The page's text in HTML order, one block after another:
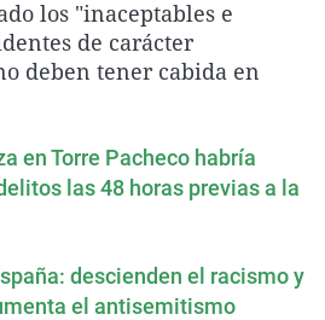
La rosa de los vientos
Gente viajera
Caso
Retornados
Operación Viuda
Extremadura
Galicia
Navarra
País Vasco
Virales
Televisión
los "inaceptables e
de carácter
deben tener cabida en
en Torre Pacheco habría
las 48 horas previas a la
descienden el racismo y
el antisemitismo